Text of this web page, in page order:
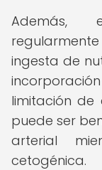
Además,
ingesta de
limitación de
puede ser
arterial
cetogénica.